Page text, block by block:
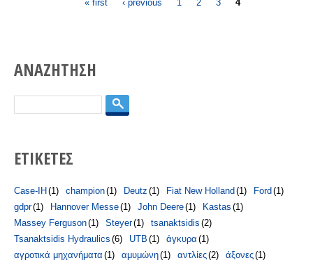
ΑΝΑΖΗΤΗΣΗ
ΕΤΙΚΕΤΕΣ
Case-IH (1) champion(1) Deutz (1) Fiat New Holland (1) Ford (1)
gdpr(1) Hannover Messe(1) John Deere(1) Kastas (1)
Massey Ferguson(1) Steyer(1) tsanaktsidis (2)
Tsanaktsidis Hydraulics (6) UTB (1) άγκυρα (1)
αγροτικά μηχανήματα (1) αμυμώνη(1) αντλίες(2) άξονες(1)